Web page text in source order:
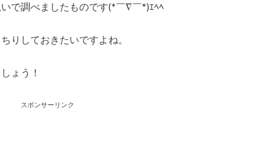
で調べましたものです(*￣∇￣*)ｴﾍﾍ
りしておきたいですよね。
ょう！
スポンサーリンク